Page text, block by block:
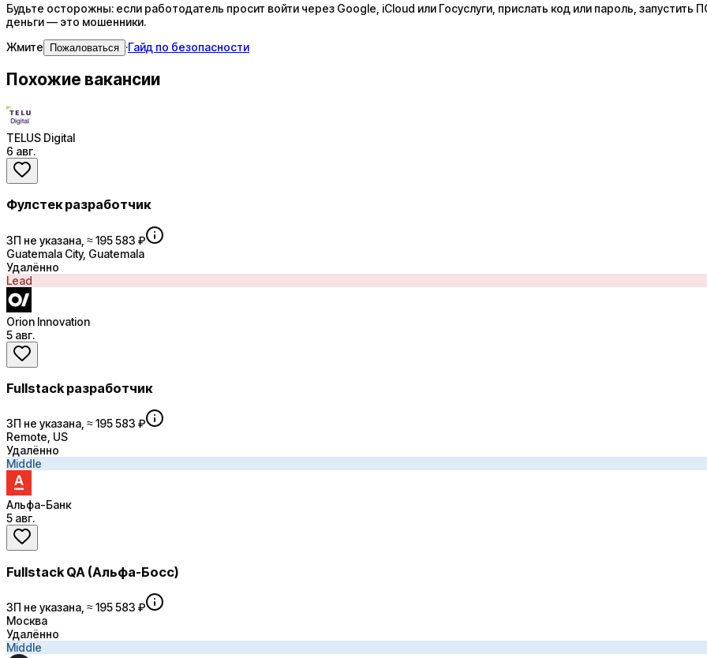
Будьте осторожны: если работодатель просит войти через Google, iCloud или Госуслуги, прислать код или пароль, запустить
деньги — это мошенники.
Жмите
Пожаловаться ·Гайд по безопасности
Похожие вакансии
TELUS Digital
6 авг.
Фулстек разработчик
ЗП не указана, ≈ 195 583 ₽
Guatemala City, Guatemala
Удалённо
Lead
Orion Innovation
5 авг.
Fullstack разработчик
ЗП не указана, ≈ 195 583 ₽
Remote, US
Удалённо
Middle
Альфа-Банк
5 авг.
Fullstack QA (Альфа-Босс)
ЗП не указана, ≈ 195 583 ₽
Москва
Удалённо
Middle